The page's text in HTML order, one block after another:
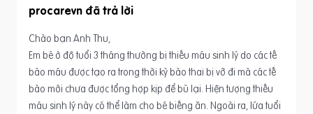
procarevn
Chào bạn Anh Thu,
Em bé ở độ tuổi 3 tháng thường bị thiếu máu sinh lý do các tế
bào máu được tạo ra trong thời kỳ bào thai bị vỡ đi mà các tế
bào mới chưa được tổng hợp kịp để bù lại. Hiện tượng thiếu
máu sinh lý này có thể làm cho bé biếng ăn. Ngoài ra, lứa tuổi